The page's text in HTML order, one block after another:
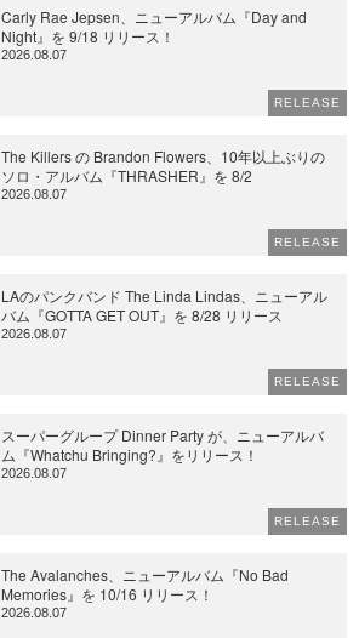
Carly Rae Jepsen、ニューアルバム『Day and
Night』を 9/18 リリース！
2026.08.07
RELEASE
The Killers の Brandon Flowers、10年以上ぶりの
ソロ・アルバム『THRASHER』を 8/2
2026.08.07
RELEASE
LAのパンクバンド The Linda Lindas、ニューアル
バム『GOTTA GET OUT』を 8/28 リリース
2026.08.07
RELEASE
スーパーグループ Dinner Party が、ニューアルバ
ム『Whatchu Bringing?』をリリース！
2026.08.07
RELEASE
The Avalanches、ニューアルバム『No Bad
Memories』を 10/16 リリース！
2026.08.07